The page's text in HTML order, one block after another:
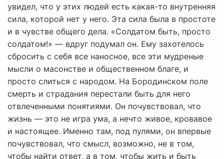
увидел, что у этих людей есть какая-то внутренняя
сила, которой нет у него. Эта сила была в простоте
и в чувстве общего дела. «Солдатом быть, просто
солдатом!» — вдруг подумал он. Ему захотелось
сбросить с себя все наносное, все эти мудреные
мысли о масонстве и общественном благе, и
просто слиться с народом. На Бородинском поле
смерть и страдания перестали быть для него
отвлеченными понятиями. Он почувствовал, что
жизнь — это не игра ума, а нечто живое, кровавое
и настоящее. Именно там, под пулями, он впервые
почувствовал, что смысл, возможно, не в том,
чтобы найти ответ, а в том, чтобы жить и быть